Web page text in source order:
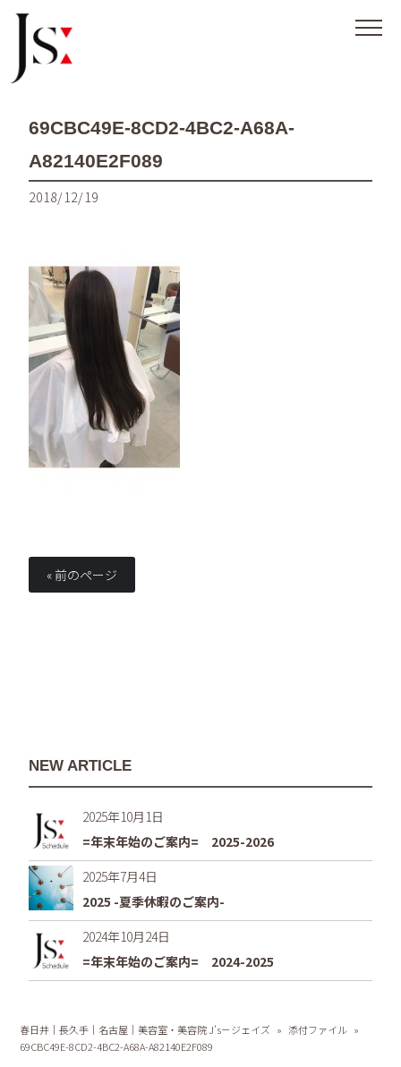
69CBC49E-8CD2-4BC2-A68A-
A82140E2F089
2018/12/19
« 前のページ
NEW ARTICLE
2025年10月1日
=年末年始のご案内= 2025-2026
2025年7月4日
2025 -夏季休暇のご案内-
2024年10月24日
=年末年始のご案内= 2024-2025
春日井｜長久手｜名古屋｜美容室・美容院 J's－ジェイズ » 添付ファイル »
69CBC49E-8CD2-4BC2-A68A-A82140E2F089